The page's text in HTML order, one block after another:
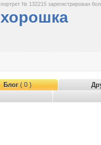
портрет № 132215 зарегистрирован
хорошка
Блог( 0 )